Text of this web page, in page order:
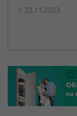
c 22.11.2023